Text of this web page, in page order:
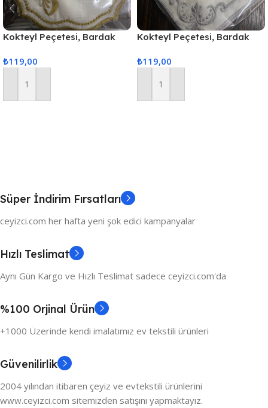
Kokteyl Peçetesi, Bardak
Peçetesi Gold
₺119,00
Sepete Ekle
Kokteyl Peçetesi, Bardak
Peçetesi Gri
₺119,00
Sepete Ekle
Süper İndirim Fırsatları
ceyizci.com her hafta yeni şok edici kampanyalar
Hızlı Teslimat
Aynı Gün Kargo ve Hızlı Teslimat sadece ceyizci.com'da
%100 Orjinal Ürün
+1000 Üzerinde kendi imalatımız ev tekstili ürünleri
Güvenilirlik
2004 yılından itibaren çeyiz ve evtekstili ürünlerini
www.ceyizci.com sitemizden satışını yapmaktayız.